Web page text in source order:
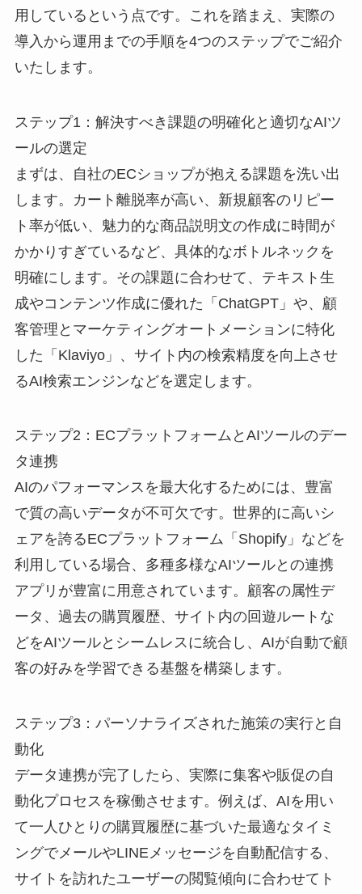
用しているという点です。これを踏まえ、実際の
導入から運用までの手順を4つのステップでご紹介
いたします。
ステップ1：解決すべき課題の明確化と適切なAIツ
ールの選定
まずは、自社のECショップが抱える課題を洗い出
します。カート離脱率が高い、新規顧客のリピー
ト率が低い、魅力的な商品説明文の作成に時間が
かかりすぎているなど、具体的なボトルネックを
明確にします。その課題に合わせて、テキスト生
成やコンテンツ作成に優れた「ChatGPT」や、顧
客管理とマーケティングオートメーションに特化
した「Klaviyo」、サイト内の検索精度を向上させ
るAI検索エンジンなどを選定します。
ステップ2：ECプラットフォームとAIツールのデー
タ連携
AIのパフォーマンスを最大化するためには、豊富
で質の高いデータが不可欠です。世界的に高いシ
ェアを誇るECプラットフォーム「Shopify」などを
利用している場合、多種多様なAIツールとの連携
アプリが豊富に用意されています。顧客の属性デ
ータ、過去の購買履歴、サイト内の回遊ルートな
どをAIツールとシームレスに統合し、AIが自動で顧
客の好みを学習できる基盤を構築します。
ステップ3：パーソナライズされた施策の実行と自
動化
データ連携が完了したら、実際に集客や販促の自
動化プロセスを稼働させます。例えば、AIを用い
て一人ひとりの購買履歴に基づいた最適なタイミ
ングでメールやLINEメッセージを自動配信する、
サイトを訪れたユーザーの閲覧傾向に合わせてト